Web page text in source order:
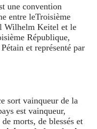
une convention
entre leTroisième
Wilhelm Keitel et le
République,
et représenté par
sort vainqueur de la
est vainqueur,
morts, de blessés et